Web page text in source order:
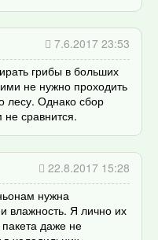
7.6.2017 23:53
грибы в больших
не нужно проходить
лесу. Однако сбор
не сравнится.
22.8.2017 15:28
нужна
влажность. Я лично их
даже не